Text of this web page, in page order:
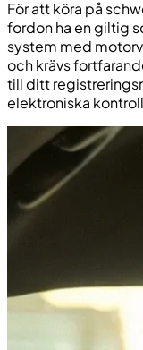
För att köra på
fordon ha en giltig
system med
och krävs
till ditt
elektroniska